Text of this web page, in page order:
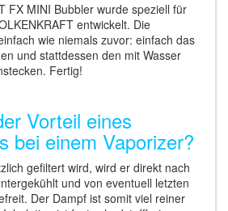
FX MINI Bubbler wurde speziell für
entwickelt. Die
wie niemals zuvor: einfach das
und stattdessen den mit Wasser
Fertig!
Vorteil eines
bei einem Vaporizer?
gefiltert wird, wird er direkt nach
und von eventuell letzten
Der Dampf ist somit viel reiner